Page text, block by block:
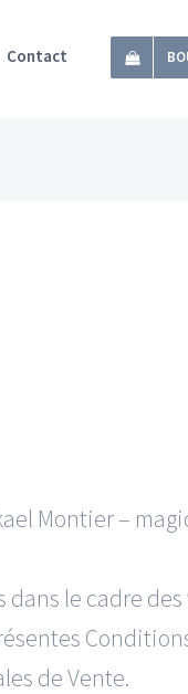
Contact
Montier –
le cadre
de Vente.